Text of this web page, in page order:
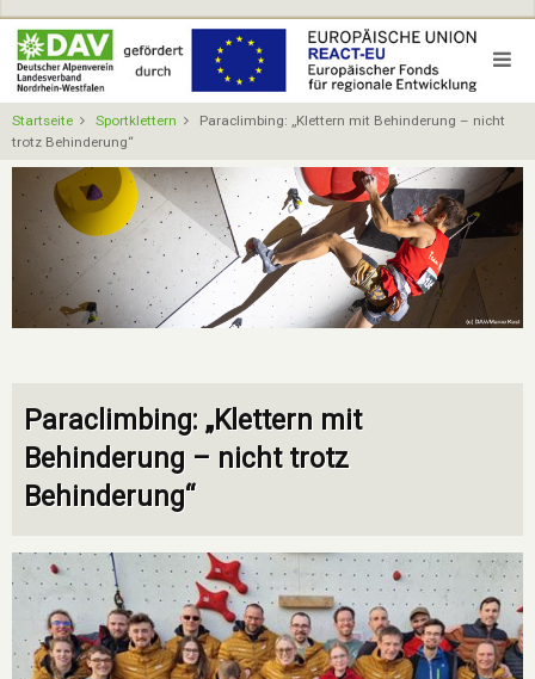
Direkt
zum
Inhalt
Startseite Sportklettern
Paraclimbing: „Klettern mit Behinderung – nicht
trotz Behinderung“
Paraclimbing: „Klettern mit
Behinderung – nicht trotz
Behinderung“